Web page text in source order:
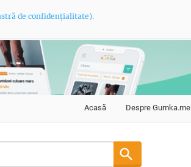
de confidențialitate).
Acasă Despre Gumka.me